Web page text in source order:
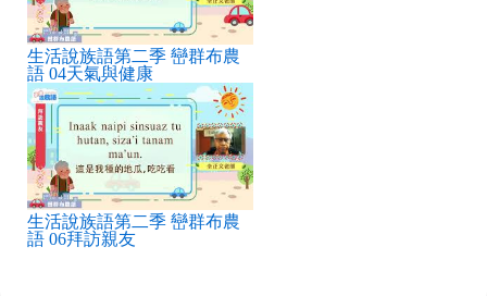
生活說族語第二季 巒群布農
語 04天氣與健康
生活說族語第二季 巒群布農
語 06拜訪親友